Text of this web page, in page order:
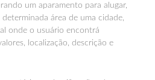
um aparamento para alugar,
área de uma cidade,
onde o usuário encontrá
localização, descrição e